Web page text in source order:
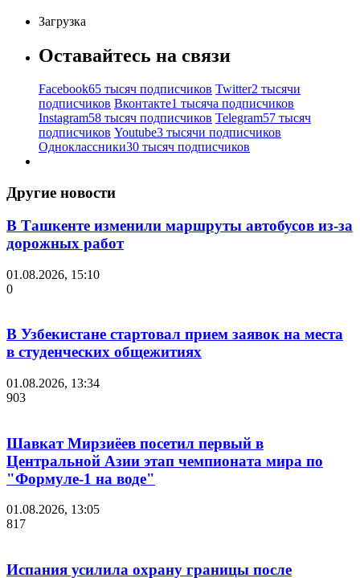
Загрузка
Оставайтесь на связи
Facebook65 тысяч подписчиков Twitter2 тысячи
подписчиков Вконтакте1 тысяча подписчиков
Instagram58 тысяч подписчиков Telegram57 тысяч
подписчиков Youtube3 тысячи подписчиков
Одноклассники30 тысяч подписчиков
Другие новости
В Ташкенте изменили маршруты автобусов из-за
дорожных работ
01.08.2026, 15:10
0
В Узбекистане стартовал прием заявок на места
в студенческих общежитиях
01.08.2026, 13:34
903
Шавкат Мирзиёев посетил первый в
Центральной Азии этап чемпионата мира по
"Формуле-1 на воде"
01.08.2026, 13:05
817
Испания усилила охрану границы после